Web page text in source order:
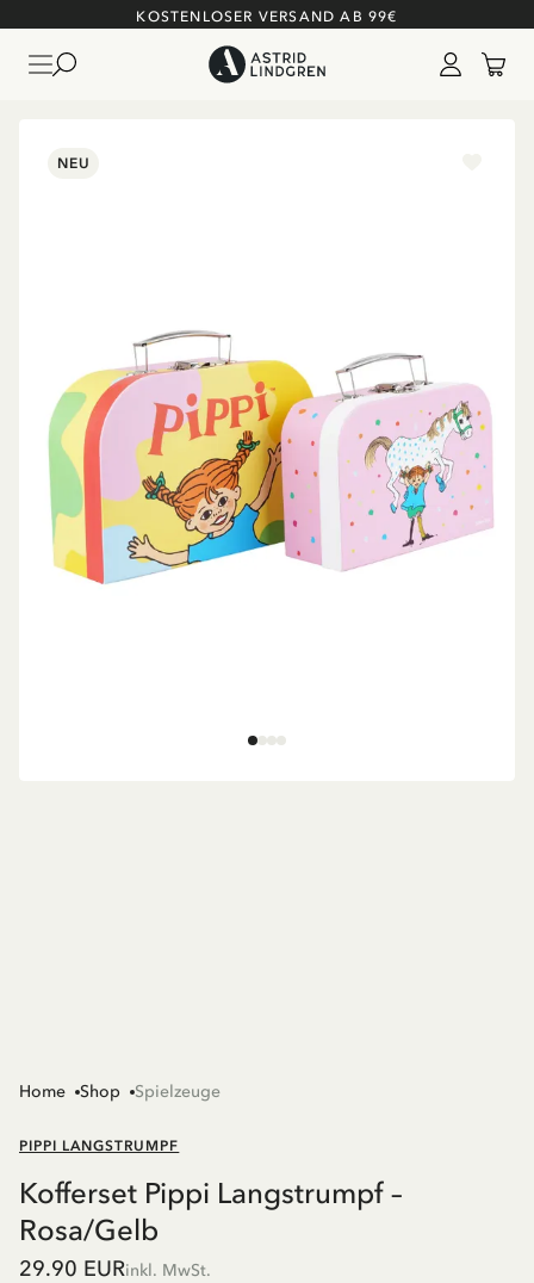
KOSTENLOSER VERSAND AB 99€
NEU
Home Shop Spielzeuge
PIPPI LANGSTRUMPF
Kofferset Pippi Langstrumpf –
Rosa/Gelb
29.90 EURinkl. MwSt.